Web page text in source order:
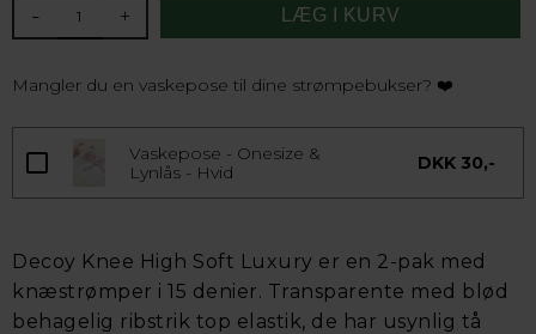
- +
Mangler du en vaskepose til dine strømpebukser? ❤️
Vaskepose - Onesize &
Lynlås - Hvid
DKK 30,-
Decoy Knee High Soft Luxury er en 2-pak med
knæstrømper i 15 denier. Transparente med blød
behagelig ribstrik top elastik, de har usynlig tå